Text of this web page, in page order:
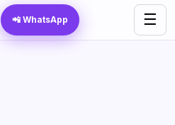
📲 WhatsApp ☰